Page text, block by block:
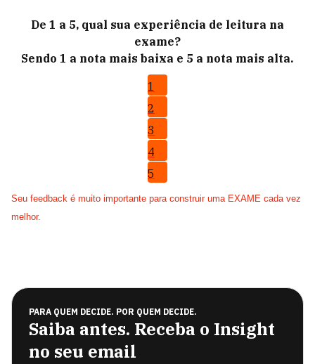
De 1 a 5, qual sua experiência de leitura na
exame?
Sendo 1 a nota mais baixa e 5 a nota mais alta.
1
2
3
4
5
Seu feedback é muito importante para construir uma EXAME cada vez
melhor.
PARA QUEM DECIDE. POR QUEM DECIDE.
Saiba antes. Receba o Insight
no seu email